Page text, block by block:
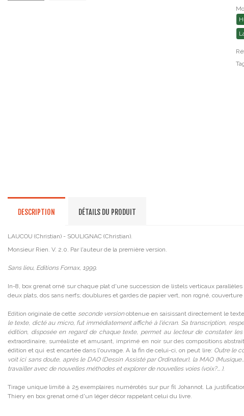
DESCRIPTION DÉTAILS DU PRODUIT
LAUCOU (Christian) - SOULIGNAC (Christian).
Monsieur Rien. V. 2.0. Par l'auteur de la première version.
Sans lieu, Editions Fornax, 1999.
In-8, box grenat orné sur chaque plat d'une succession de listels verticaux
deux plats, dos sans nerfs; doublures et gardes de papier vert, non rogné,
Edition originale de cette seconde versionobtenue en saisissant directement le
le texte, dicté au micro, fut immédiatement affiché à l'écran. Sa transcription,
édition, disposée en regard de chaque texte, permet au lecteur de constater
extraordinaire, surréaliste et amusant, imprimé en noir sur des compositions
édition et qui est encartée dans l'ouvrage. A la fin de celui-ci, on peut lire: Outre le
voit ici sans doute, après le DAO (Dessin Assisté par Ordinateur), la MAO
travailler avec de nouvelles méthodes et explorer de nouvelles voies (voix?... ).
Tirage unique limité à 25 exemplaires numérotés sur pur fil Johannot. La
Thiery en box grenat orné d'un léger décor rappelant celui du livre.